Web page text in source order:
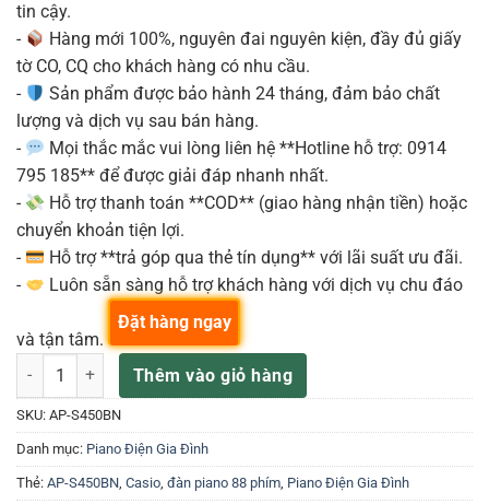
tin cậy.
-
Hàng mới 100%, nguyên đai nguyên kiện, đầy đủ giấy
tờ CO, CQ cho khách hàng có nhu cầu.
-
Sản phẩm được bảo hành 24 tháng, đảm bảo chất
lượng và dịch vụ sau bán hàng.
-
Mọi thắc mắc vui lòng liên hệ **Hotline hỗ trợ: 0914
795 185** để được giải đáp nhanh nhất.
-
Hỗ trợ thanh toán **COD** (giao hàng nhận tiền) hoặc
chuyển khoản tiện lợi.
-
Hỗ trợ **trả góp qua thẻ tín dụng** với lãi suất ưu đãi.
-
Luôn sẵn sàng hỗ trợ khách hàng với dịch vụ chu đáo
và tận tâm.
CASIO AP-S450BN ĐÀN PIANO ĐIỆN CELVIANO SLIM DESIGN số
Thêm vào giỏ hàng
Đặt hàng ngay
SKU: AP-S450BN
Danh mục: Piano Điện Gia Đình
Thẻ: AP-S450BN, Casio, đàn piano 88 phím, Piano Điện Gia Đình